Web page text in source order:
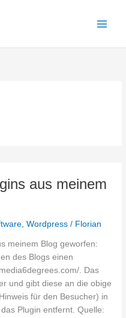
aus meinem
,Wordpress / Florian
meinem Blog geworfen:
des Blogs einen
. Das
und gibt diese an die obige
für den Besucher) in
Plugin entfernt. Quelle: